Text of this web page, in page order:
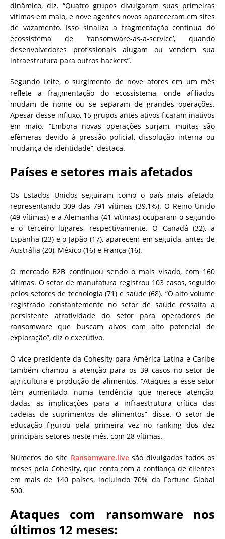
dinâmico, diz. “Quatro grupos divulgaram suas primeiras
vítimas em maio, e nove agentes novos apareceram em sites
de vazamento. Isso sinaliza a fragmentação contínua do
ecossistema de ‘ransomware-as-a-service’, quando
desenvolvedores profissionais alugam ou vendem sua
infraestrutura para outros hackers”.
Segundo Leite, o surgimento de nove atores em um mês
reflete a fragmentação do ecossistema, onde afiliados
mudam de nome ou se separam de grandes operações.
Apesar desse influxo, 15 grupos antes ativos ficaram inativos
em maio. “Embora novas operações surjam, muitas são
efêmeras devido à pressão policial, dissolução interna ou
mudança de identidade”, destaca.
Países e setores mais afetados
Os Estados Unidos seguiram como o país mais afetado,
representando 309 das 791 vítimas (39,1%). O Reino Unido
(49 vítimas) e a Alemanha (41 vítimas) ocuparam o segundo
e o terceiro lugares, respectivamente. O Canadá (32), a
Espanha (23) e o Japão (17), aparecem em seguida, antes de
Austrália (20), México (16) e França (16).
O mercado B2B continuou sendo o mais visado, com 160
vítimas. O setor de manufatura registrou 103 casos, seguido
pelos setores de tecnologia (71) e saúde (68). “O alto volume
registrado constantemente no setor de saúde ressalta a
persistente atratividade do setor para operadores de
ransomware que buscam alvos com alto potencial de
exploração”, diz o executivo.
O vice-presidente da Cohesity para América Latina e Caribe
também chamou a atenção para os 39 casos no setor de
agricultura e produção de alimentos. “Ataques a esse setor
têm aumentado, numa tendência que merece atenção,
dadas as implicações para a infraestrutura crítica das
cadeias de suprimentos de alimentos”, disse. O setor de
educação figurou pela primeira vez no ranking dos dez
principais setores neste mês, com 28 vítimas.
Números do site Ransomware.livesão divulgados todos os
meses pela Cohesity, que conta com a confiança de clientes
em mais de 140 países, incluindo 70% da Fortune Global
500.
Ataques com ransomware nos
últimos 12 meses: